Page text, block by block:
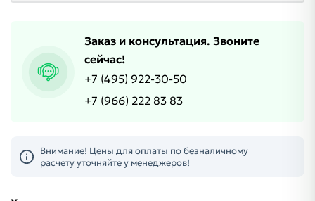
Заказ и консультация. Звоните
сейчас!
+7 (495) 922-30-50
+7 (966) 222 83 83
Внимание! Цены для оплаты по безналичному
расчету уточняйте у менеджеров!